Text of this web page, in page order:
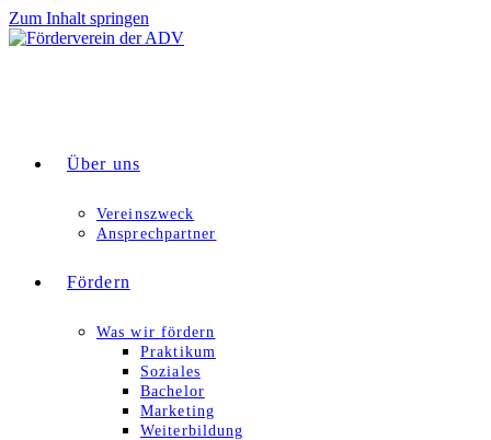
Zum Inhalt springen
Über uns
Vereinszweck
Ansprechpartner
Fördern
Was wir fördern
Praktikum
Soziales
Bachelor
Marketing
Weiterbildung